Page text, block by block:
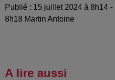
Publié : 15 juillet 2024 à 8h14
8h18 Martin Antoine
A lire aussi